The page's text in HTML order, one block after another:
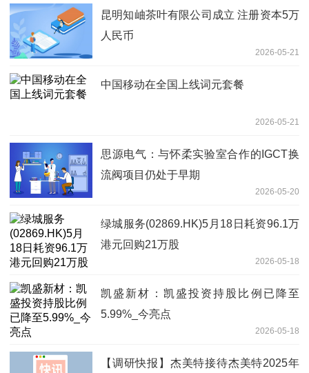
昆明知岫茶叶有限公司成立 注册资本5万
人民币
2026-05-21
中国移动在全国上线词元套餐
2026-05-21
思源电气：与怀柔实验室合作的IGCT换
流阀项目仍处于早期
2026-05-20
绿城服务(02869.HK)5月18日耗资96.1万
港元回购21万股
2026-05-18
凯盛新材：凯盛投资持股比例已降至
5.99%_今亮点
2026-05-18
【调研快报】杰美特接待杰美特2025年